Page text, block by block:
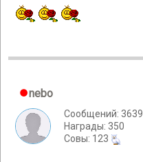
nebo
Сообщений: 3639
Награды: 350
Cовы: 123